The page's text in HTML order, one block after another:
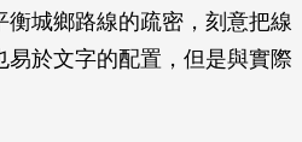
城鄉路線的疏密，刻意把線
易於文字的配置，但是與實際